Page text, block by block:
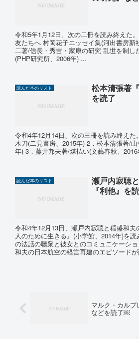
令和5年1月12日、次の二冊を読み終えた
友たちへ 村岡花子エッセイ集(河出書房新
二著/信長・秀吉・家康の研究 乱世を制し
(PHP研究所、2006年) ...
読んだ本のリスト
松本清張著
を読了
令和4年12月14日、次の三冊を読み終え
木刀(二見書房、2015年) 2．松本清張著/
年) 3．藤井邦夫著/煤払い(文藝春秋、
読んだ本のリスト
瀬戸内寂聴
『利他』を
令和4年12月13日、瀬戸内寂聴と稲盛和
人のために生きる』(小学館、2014年)を
の法話の聴衆と彼女とのコミュニケーシ
和夫の日本航空の経営再建のエピソード
マルク・カルプ
などを読了￼